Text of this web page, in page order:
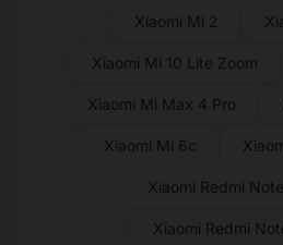
Xiaomi Mi 2
Xiaomi Mi 10 Lite Zoom
Xiaomi Mi Max 4 Pro
Xiaomi Mi 6c
Xiaomi Redmi
Xiaomi Redmi